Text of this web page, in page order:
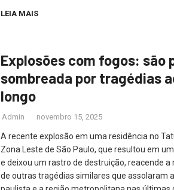
LEIA MAIS
Explosões com fogos: são
sombreada por tragédias
longo
Admin novembro 15, 2025
A recente explosão em uma residência no
Zona Leste de São Paulo, que resultou em
e deixou um rastro de destruição, reacende a
de outras tragédias similares que assolaram